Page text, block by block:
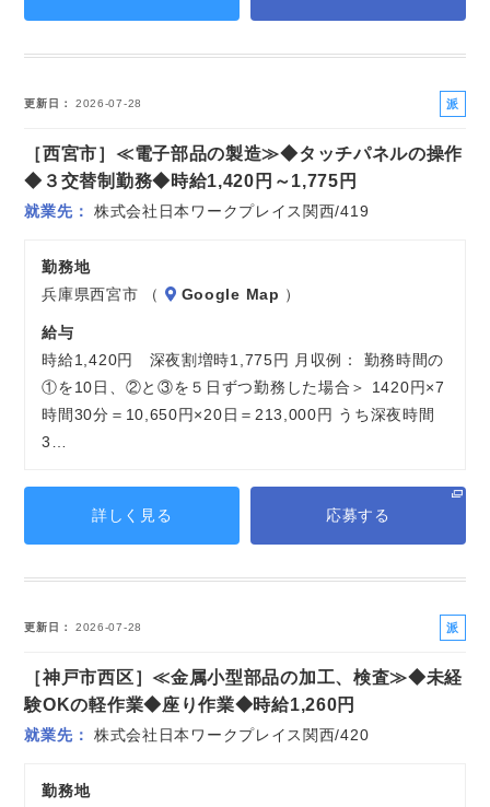
更新日 2026-07-28
派
社
［西宮市］≪電子部品の製造≫◆タッチパネルの操作
◆３交替制勤務◆時給1,420円～1,775円
就業先 株式会社日本ワークプレイス関西/419
勤務地
兵庫県西宮市 （
Google Map ）
給与
時給1,420円 深夜割増時1,775円 月収例： 勤務時間の
①を10日、②と③を５日ずつ勤務した場合＞ 1420円×7
時間30分＝10,650円×20日＝213,000円 うち深夜時間
3…
詳しく見る 応募する
更新日 2026-07-28
派
社
［神戸市西区］≪金属小型部品の加工、検査≫◆未経
験OKの軽作業◆座り作業◆時給1,260円
就業先 株式会社日本ワークプレイス関西/420
勤務地